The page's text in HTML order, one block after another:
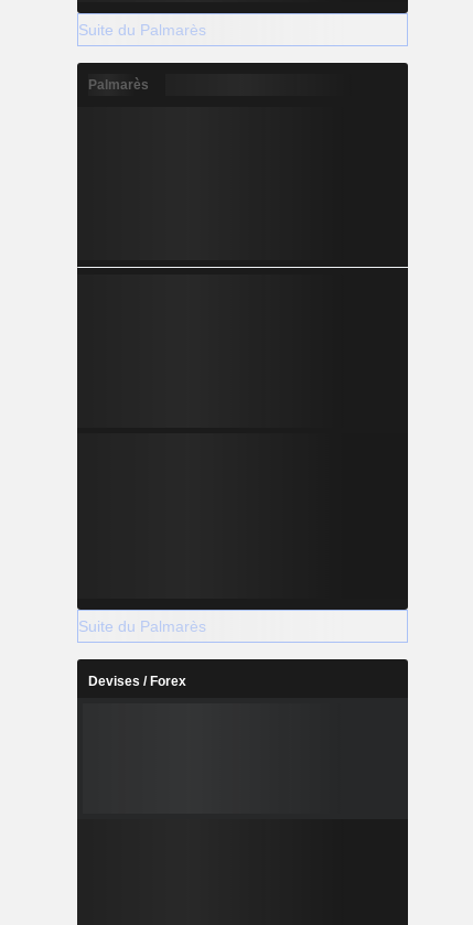
Suite du Palmarès
Palmarès
Suite du Palmarès
Devises / Forex